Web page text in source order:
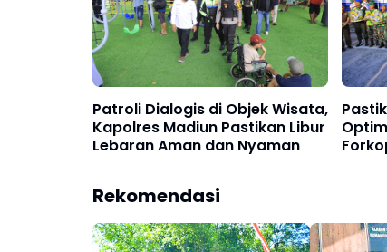
Patroli Dialogis di Objek Wisata,
Kapolres Madiun Pastikan Libur
Lebaran Aman dan Nyaman
Rekomendasi